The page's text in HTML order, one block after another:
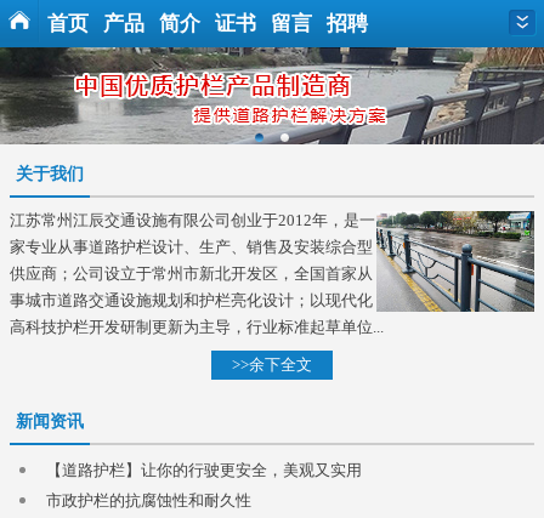
首页 产品 简介 证书 留言 招聘
关于我们
江苏常州江辰交通设施有限公司创业于2012年，是一
家专业从事道路护栏设计、生产、销售及安装综合型
供应商；公司设立于常州市新北开发区，全国首家从
事城市道路交通设施规划和护栏亮化设计；以现代化
高科技护栏开发研制更新为主导，行业标准起草单位...
>>余下全文
新闻资讯
【道路护栏】让你的行驶更安全，美观又实用
市政护栏的抗腐蚀性和耐久性